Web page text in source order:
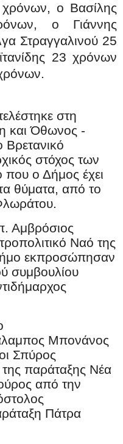
ο Βασίλης
ο Γιάννης
Στραγγαλινού 25
23 χρόνων
στη
και Όθωνος -
στόχος των
που ο Δήμος έχει
θύματα, από το
Αμβρόσιος
Ναό της
εκπροσώπησαν
συμβουλίου
Μπονάνος
Σπύρος
παράταξης Νέα
από την
Πάτρα